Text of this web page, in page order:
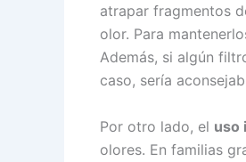
atrapar fragmentos
olor. Para
Además, si algún
caso, sería
Por otro lado, el uso
olores. En familias